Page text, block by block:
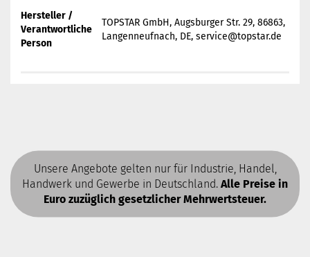
Hersteller /
Verantwortliche
Person
TOPSTAR GmbH, Augsburger Str. 29, 86863,
Langenneufnach, DE, service@topstar.de
Unsere Angebote gelten nur für Industrie, Handel,
Handwerk und Gewerbe in Deutschland. Alle Preise in
Euro zuzüglich gesetzlicher Mehrwertsteuer.